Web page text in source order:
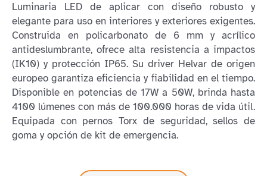
Luminaria LED de aplicar con diseño robusto y
elegante para uso en interiores y exteriores exigentes.
Construida en policarbonato de 6 mm y acrílico
antideslumbrante, ofrece alta resistencia a impactos
(IK10) y protección IP65. Su driver Helvar de origen
europeo garantiza eficiencia y fiabilidad en el tiempo.
Disponible en potencias de 17W a 50W, brinda hasta
4100 lúmenes con más de 100.000 horas de vida útil.
Equipada con pernos Torx de seguridad, sellos de
goma y opción de kit de emergencia.